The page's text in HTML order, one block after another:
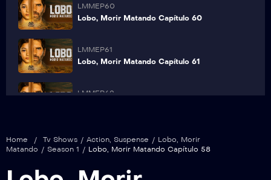
LMMEP60
Lobo, Morir Matando Capítulo 60
LMMEP61
Lobo, Morir Matando Capítulo 61
LMMEP62
LMMEP63
Lobo, Morir Matando Capítulo 63
Home / Tv Shows / Action, Suspense / Lobo, Morir
Matando / Season 1 / Lobo, Morir Matando Capítulo 58